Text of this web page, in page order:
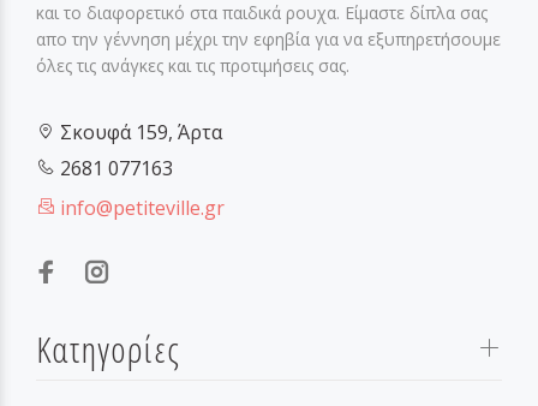
και το διαφορετικό στα παιδικά ρουχα. Είμαστε δίπλα σας
απο την γέννηση μέχρι την εφηβία για να εξυπηρετήσουμε
όλες τις ανάγκες και τις προτιμήσεις σας.
Σκουφά 159, Άρτα
2681 077163
info@petiteville.gr
Κατηγορίες